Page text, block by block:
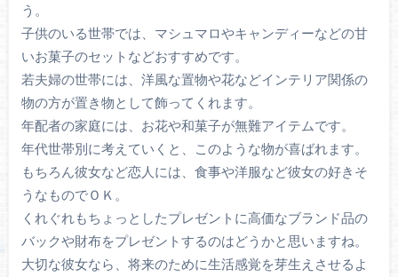
う。
子供のいる世帯では、マシュマロやキャンディーなどの甘
いお菓子のセットなどおすすめです。
若夫婦の世帯には、洋風な置物や花などインテリア関係の
物の方が置き物として飾ってくれます。
年配者の家庭には、お花や和菓子が無難アイテムです。
年代世帯別に考えていくと、このような物が喜ばれます。
もちろん彼女など恋人には、食事や洋服など彼女の好きそ
うなものでＯＫ。
くれぐれもちょっとしたプレゼントに高価なブランド品の
バックや財布をプレゼントするのはどうかと思いますね。
大切な彼女なら、将来のために生活感覚を芽生えさせるよ